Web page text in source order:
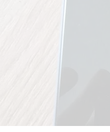
Nachrichten
Anzeige aufgeben